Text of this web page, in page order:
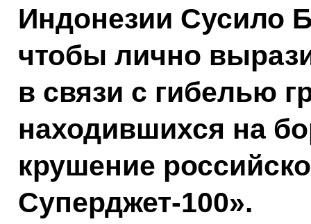
Индонезии Сусило
чтобы лично
в связи с гибелью
находившихся на
крушение
Суперджет-100».